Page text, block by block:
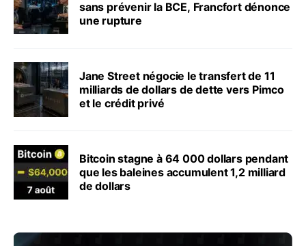
sans prévenir la BCE, Francfort dénonce
une rupture
Jane Street négocie le transfert de 11
milliards de dollars de dette vers Pimco
et le crédit privé
Bitcoin stagne à 64 000 dollars pendant
que les baleines accumulent 1,2 milliard
de dollars